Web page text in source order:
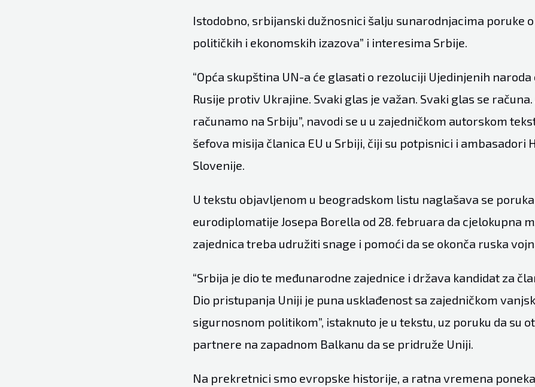
Istodobno, srbijanski dužnosnici šalju sunarodnjacima poruke o
političkih i ekonomskih izazova” i interesima Srbije.
“Opća skupština UN-a će glasati o rezoluciji Ujedinjenih
Rusije protiv Ukrajine. Svaki glas je važan. Svaki glas se računa.
računamo na Srbiju”, navodi se u u zajedničkom autorskom
šefova misija članica EU u Srbiji, čiji su potpisnici i ambasadori
Slovenije.
U tekstu objavljenom u beogradskom listu naglašava se
eurodiplomatije Josepa Borella od 28. februara da cjelokupna
zajednica treba udružiti snage i pomoći da se okonča ruska
“Srbija je dio te međunarodne zajednice i država kandidat za
Dio pristupanja Uniji je puna usklađenost sa zajedničkom
sigurnosnom politikom”, istaknuto je u tekstu, uz poruku da su
partnere na zapadnom Balkanu da se pridruže Uniji.
Na prekretnici smo evropske historije, a ratna vremena